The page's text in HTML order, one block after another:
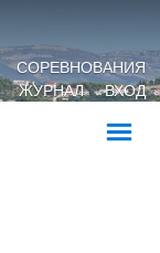
СОРЕВНОВАНИЯ
ЖУРНАЛ ВХОД